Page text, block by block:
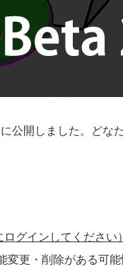
公開しました。ど
グインしてください）
更・削除がある可